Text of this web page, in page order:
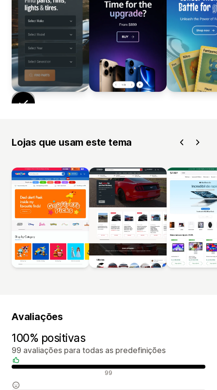
Lojas que usam este tema
Avaliações
100% positivas
99 avaliações para todas as predefinições
Avaliações positivas 99